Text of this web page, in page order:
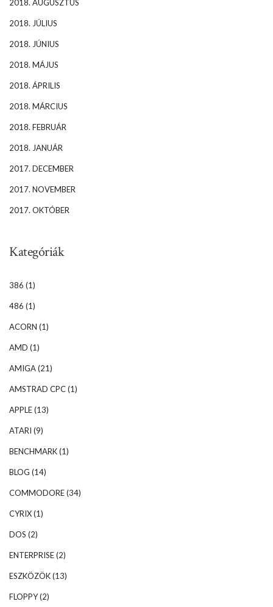
2018. AUGUSZTUS
2018. JÚLIUS
2018. JÚNIUS
2018. MÁJUS
2018. ÁPRILIS
2018. MÁRCIUS
2018. FEBRUÁR
2018. JANUÁR
2017. DECEMBER
2017. NOVEMBER
2017. OKTÓBER
Kategóriák
386 (1)
486 (1)
ACORN (1)
AMD (1)
AMIGA(21)
AMSTRAD CPC(1)
APPLE(13)
ATARI (9)
BENCHMARK(1)
BLOG (14)
COMMODORE(34)
CYRIX(1)
DOS (2)
ENTERPRISE(2)
ESZKÖZÖK(13)
FLOPPY(2)